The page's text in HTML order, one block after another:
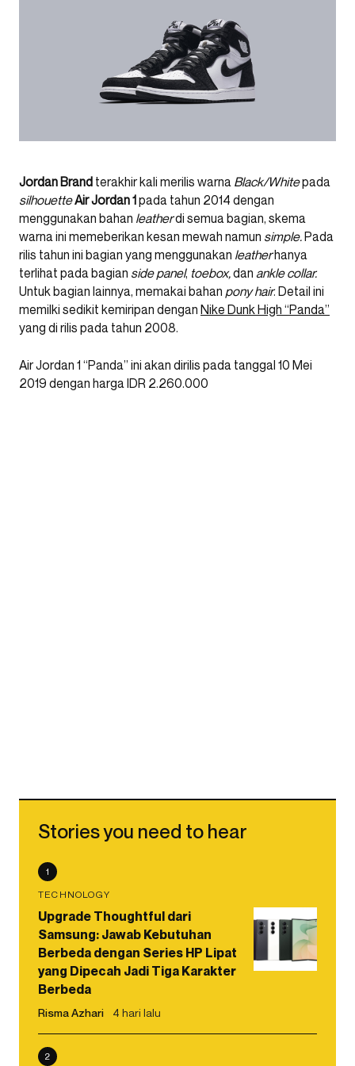
Jordan Brand terakhir kali merilis warna Black/Whitepada
silhouetteAir Jordan 1pada tahun 2014 dengan
menggunakan bahan leatherdi semua bagian, skema
warna ini memeberikan kesan mewah namun simple.Pada
rilis tahun ini bagian yang menggunakan leatherhanya
terlihat pada bagian side panel, toebox,dan ankle collar.
Untuk bagian lainnya, memakai bahan pony hair. Detail ini
memilki sedikit kemiripan dengan Nike Dunk High “Panda”
yang di rilis pada tahun 2008.
Air Jordan 1 “Panda” ini akan dirilis pada tanggal 10 Mei
2019 dengan harga IDR 2.260.000
Stories you need to hear
1
TECHNOLOGY
Upgrade Thoughtful dari
Samsung: Jawab Kebutuhan
Berbeda dengan Series HP Lipat
yang Dipecah Jadi Tiga Karakter
Berbeda
Risma Azhari 4 hari lalu
2